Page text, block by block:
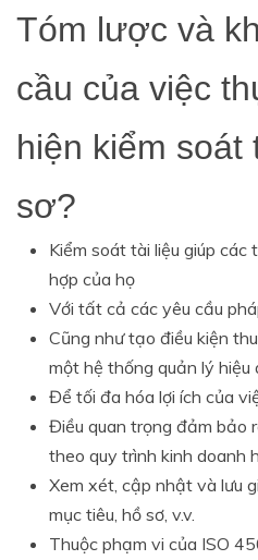
Tóm lược và
cầu của việc
hiện kiểm soát
sơ?
Kiểm soát tài liệu giúp các
hợp của họ
Với tất cả các yêu cầu
Cũng như tạo điều kiện
một hệ thống quản lý hiệu
Để tối đa hóa lợi ích của
Điều quan trọng đảm bảo
theo quy trình kinh doanh
Xem xét, cập nhật và lưu
mục tiêu, hồ sơ, v.v.
Thuộc phạm vi của ISO